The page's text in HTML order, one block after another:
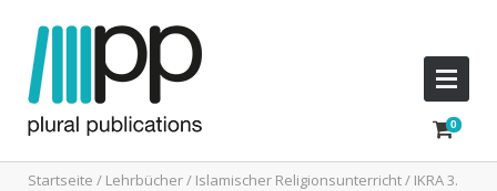
Startseite / Lehrbücher/ Islamischer Religionsunterricht/ IKRA 3.